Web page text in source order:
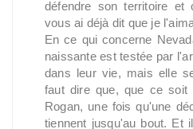
défendre son territoire et
vous ai déjà dit que je
En ce qui concerne
naissante est testée par
dans leur vie, mais elle
faut dire que, que ce soit
Rogan, une fois qu'une
tiennent jusqu'au bout. Et